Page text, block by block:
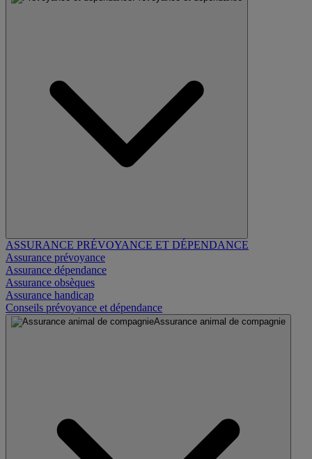
ASSURANCE PRÉVOYANCE ET DÉPENDANCE
Assurance prévoyance
Assurance dépendance
Assurance obsèques
Assurance handicap
Conseils prévoyance et dépendance
Assurance animal de compagnie